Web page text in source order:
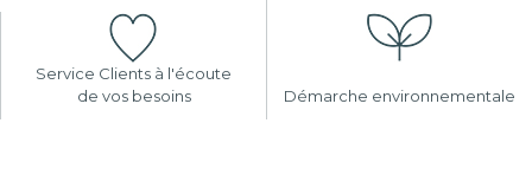
Service Clients à l'écoute
de vos besoins
Démarche environnementale